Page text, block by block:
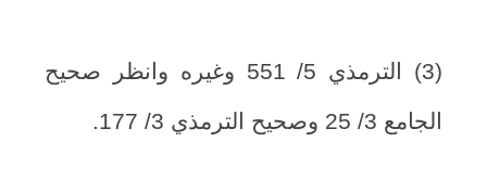
(3) الترمذي 5/ 551 وغيره وانظر صحيح
الجامع 3/ 25 وصحيح الترمذي 3/ 177.